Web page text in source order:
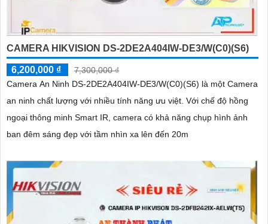
CAMERA HIKVISION DS-2DE2A404IW-DE3/W(C0)(S6)
6,200,000 ₫
7,300,000 ₫
Camera An Ninh DS-2DE2A404IW-DE3/W(C0)(S6) là một Camera
an ninh chất lượng với nhiều tính năng ưu việt. Với chế độ hồng
ngoại thông minh Smart IR, camera có khả năng chụp hình ảnh
ban đêm sáng đẹp với tầm nhìn xa lên đến 20m